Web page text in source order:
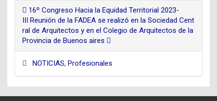
16º Congreso Hacia la Equidad Territorial 2023-
III Reunión de la FADEA se realizó en la Sociedad Cent
ral de Arquitectos y en el Colegio de Arquitectos de la
Provincia de Buenos aires
NOTICIAS, Profesionales